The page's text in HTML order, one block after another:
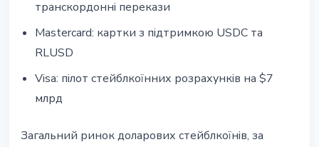
транскордонні перекази
Mastercard: картки з підтримкою USDC та
RLUSD
Visa: пілот стейблкоїнних розрахунків на $7
млрд
Загальний ринок доларових стейблкоїнів, за